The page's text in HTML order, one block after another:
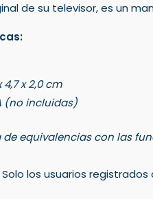
de su televisor, es un
4,7 x 2,0 cm
(no incluidas)
de equivalencias con las
Solo los usuarios